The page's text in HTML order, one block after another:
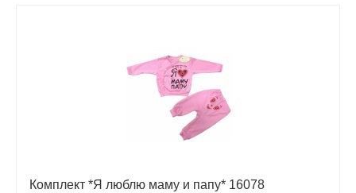
Комплект *Я люблю маму и папу* 16078